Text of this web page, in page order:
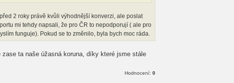
2 roky právě kvůli výhodnější konverzi, ale poslat
mi tehdy napsali, že pro ČR to nepodporují ( ale pro
funguje). Pokud se to změnilo, byla bych moc ráda.
ta naše úžasná koruna, díky které jsme stále
Hodnocení: 0